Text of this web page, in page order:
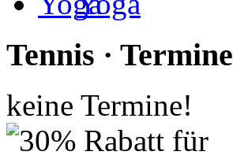
Tennis · Termine
keine Termine!